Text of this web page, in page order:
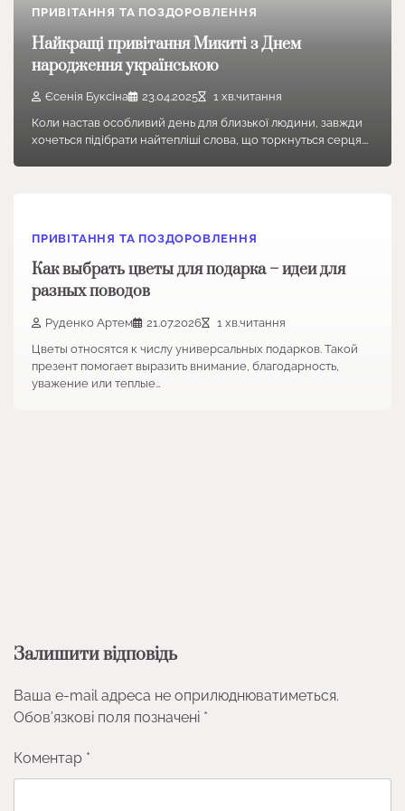
ПРИВІТАННЯ ТА ПОЗДОРОВЛЕННЯ
Найкращі привітання Микиті з Днем
народження українською
Єсенія Буксіна 23.04.2025
1 хв.читання
Коли настав особливий день для близької людини, завжди
хочеться підібрати найтепліші слова, що торкнуться серця.…
ПРИВІТАННЯ ТА ПОЗДОРОВЛЕННЯ
Как выбрать цветы для подарка – идеи для
разных поводов
Руденко Артем 21.07.2026
1 хв.читання
Цветы относятся к числу универсальных подарков. Такой
презент помогает выразить внимание, благодарность,
уважение или теплые…
Залишити відповідь
Ваша e-mail адреса не оприлюднюватиметься.
Обов’язкові поля позначені *
Коментар *